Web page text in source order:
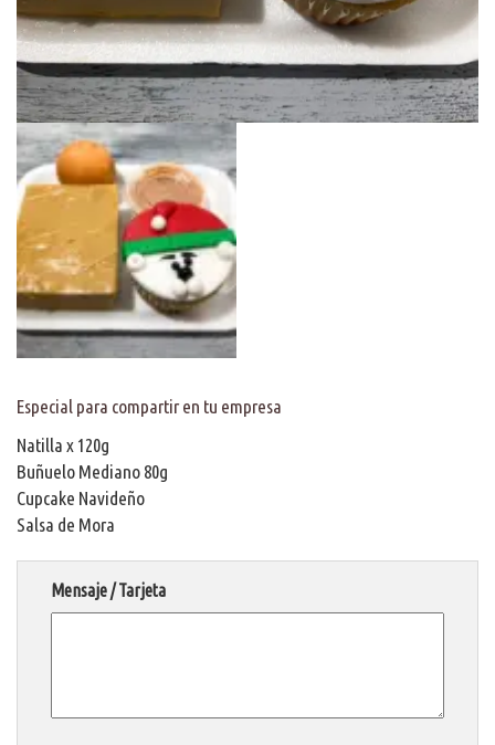
Especial para compartir en tu empresa
Natilla x 120g
Buñuelo Mediano 80g
Cupcake Navideño
Salsa de Mora
Mensaje / Tarjeta